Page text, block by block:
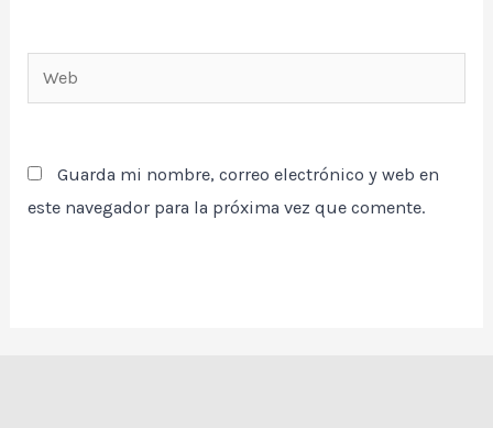
Web
Guarda mi nombre, correo electrónico y web en
este navegador para la próxima vez que comente.